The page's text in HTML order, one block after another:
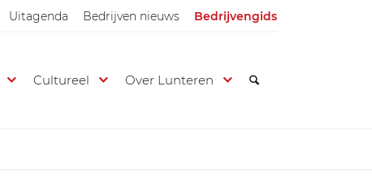
Uitagenda Bedrijven nieuws Bedrijvengids
Cultureel Over Lunteren